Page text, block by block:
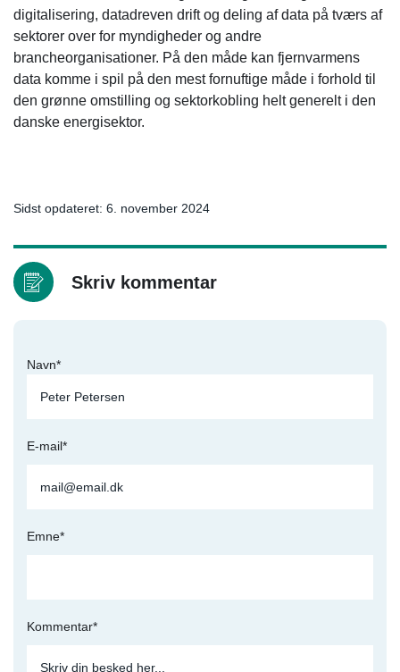
digitalisering, datadreven drift og deling af data på tværs af
sektorer over for myndigheder og andre
brancheorganisationer. På den måde kan fjernvarmens
data komme i spil på den mest fornuftige måde i forhold til
den grønne omstilling og sektorkobling helt generelt i den
danske energisektor.
Sidst opdateret: 6. november 2024
Skriv kommentar
Navn*
E-mail*
Emne*
Kommentar*